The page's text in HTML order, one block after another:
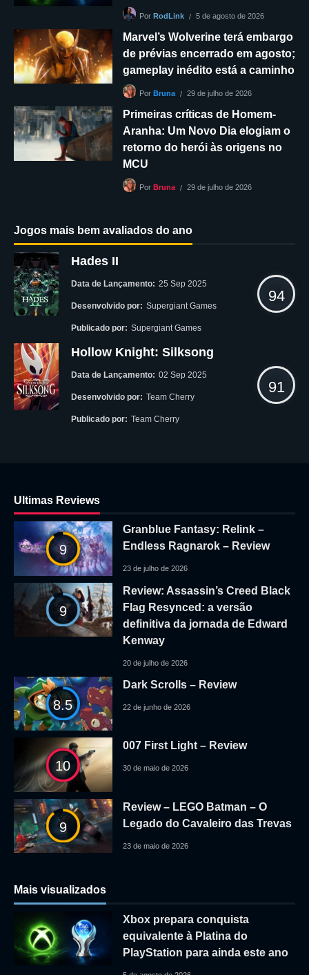
Por RodLink 5 de agosto de 2026
Marvel’s Wolverine terá embargo
de prévias encerrado em agosto;
gameplay inédito está a caminho
Por Bruna 29 de julho de 2026
Primeiras críticas de Homem-
Aranha: Um Novo Dia elogiam o
retorno do herói às origens no
MCU
Por Bruna 29 de julho de 2026
Jogos mais bem avaliados do ano
Hades II
Data de Lançamento: 25 Sep 2025
Desenvolvido por: Supergiant Games
Publicado por: Supergiant Games
94
Hollow Knight: Silksong
Data de Lançamento: 02 Sep 2025
Desenvolvido por: Team Cherry
Publicado por: Team Cherry
91
Ultimas Reviews
9
Granblue Fantasy: Relink –
Endless Ragnarok – Review
23 de julho de 2026
9
Review: Assassin’s Creed Black
Flag Resynced: a versão
definitiva da jornada de Edward
Kenway
20 de julho de 2026
8.5
Dark Scrolls – Review
22 de junho de 2026
10
007 First Light – Review
30 de maio de 2026
9
Review – LEGO Batman – O
Legado do Cavaleiro das Trevas
23 de maio de 2026
Mais visualizados
Xbox prepara conquista
equivalente à Platina do
PlayStation para ainda este ano